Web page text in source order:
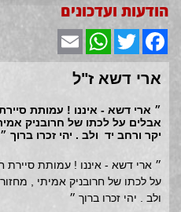
הודעות ועדכונים
Facebook
Twitter
WhatsApp
Email
ארי דשא ז"ל
יקר ורחב יד ולב . יהי זכרו ברוך ״
ולב . יהי זכרו ברוך ״